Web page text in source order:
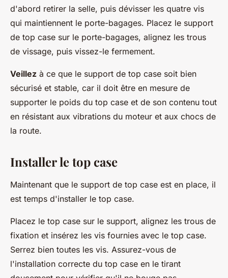
d'abord retirer la selle, puis dévisser les quatre vis
qui maintiennent le porte-bagages. Placez le support
de top case sur le porte-bagages, alignez les trous
de vissage, puis vissez-le fermement.
Veillez à ce que le support de top case soit bien
sécurisé et stable, car il doit être en mesure de
supporter le poids du top case et de son contenu tout
en résistant aux vibrations du moteur et aux chocs de
la route.
Installer le top case
Maintenant que le support de top case est en place, il
est temps d'installer le top case.
Placez le top case sur le support, alignez les trous de
fixation et insérez les vis fournies avec le top case.
Serrez bien toutes les vis. Assurez-vous de
l'installation correcte du top case en le tirant